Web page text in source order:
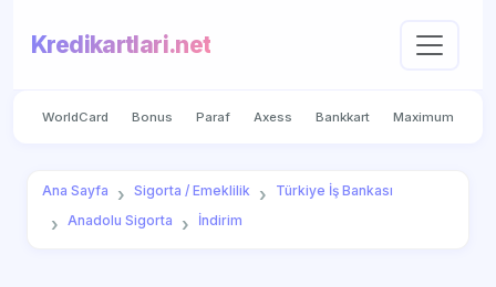
Kredikartlari.net
WorldCard Bonus Paraf Axess Bankkart Maximum
Ana Sayfa Sigorta / Emeklilik
Türkiye İş Bankası
Anadolu Sigorta
İndirim